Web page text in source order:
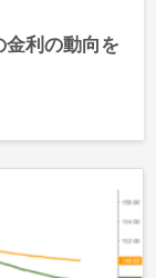
利の動向を